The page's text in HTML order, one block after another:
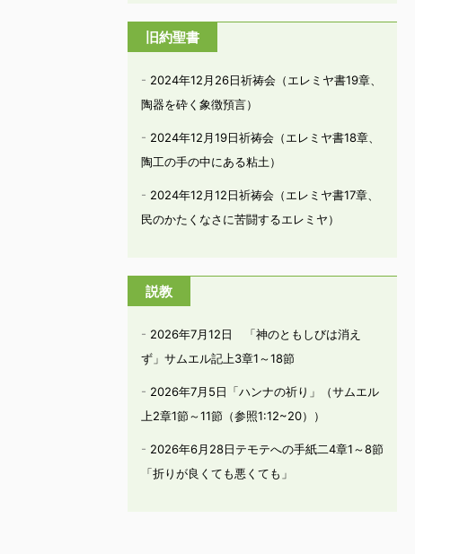
旧約聖書
2024年12月26日祈祷会（エレミヤ書19章、
陶器を砕く象徴預言）
2024年12月19日祈祷会（エレミヤ書18章、
陶工の手の中にある粘土）
2024年12月12日祈祷会（エレミヤ書17章、
民のかたくなさに苦闘するエレミヤ）
説教
2026年7月12日 「神のともしびは消え
ず」サムエル記上3章1～18節
2026年7月5日「ハンナの祈り」（サムエル
上2章1節～11節（参照1:12~20））
2026年6月28日テモテへの手紙二4章1～8節
「折りが良くても悪くても」